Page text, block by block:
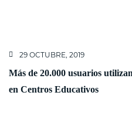
29 OCTUBRE, 2019
Más de 20.000 usuarios
en Centros Educativos